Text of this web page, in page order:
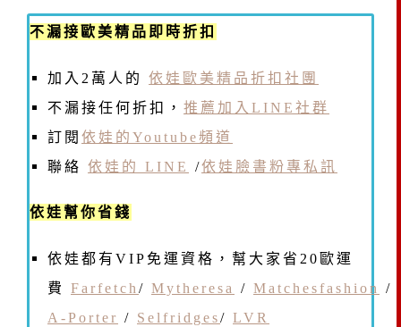
不漏接歐美精品即時折扣
加入2萬人的 依娃歐美精品折扣社團
不漏接任何折扣， 推薦加入LINE社群
訂閱 依娃的Youtube頻道
聯絡 依娃的 LINE /依娃臉書粉專私訊
依娃幫你省錢
依娃都有VIP免運資格，幫大家省20歐運
費 Farfetch / Mytheresa / Matchesfashion /
A-Porter / Selfridges/ LVR